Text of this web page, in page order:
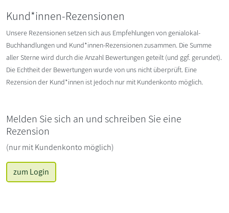
Kund*innen-Rezensionen
Unsere Rezensionen setzen sich aus Empfehlungen von genialokal-
Buchhandlungen und Kund*innen-Rezensionen zusammen. Die Summe
aller Sterne wird durch die Anzahl Bewertungen geteilt (und ggf. gerundet).
Die Echtheit der Bewertungen wurde von uns nicht überprüft. Eine
Rezension der Kund*innen ist jedoch nur mit Kundenkonto möglich.
Melden Sie sich an und schreiben Sie eine
Rezension
(nur mit Kundenkonto möglich)
zum Login